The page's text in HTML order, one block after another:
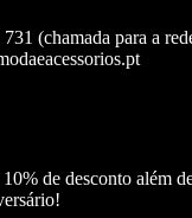
(chamada para a
10% de desconto além